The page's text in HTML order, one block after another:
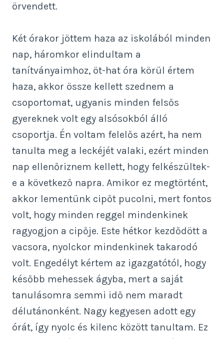
örvendett.
Két órakor jöttem haza az iskolából minden
nap, háromkor elindultam a
tanítványaimhoz, öt-hat óra körül értem
haza, akkor össze kellett szednem a
csoportomat, ugyanis minden felsős
gyereknek volt egy alsósokból álló
csoportja. Én voltam felelős azért, ha nem
tanulta meg a leckéjét valaki, ezért minden
nap ellenőriznem kellett, hogy felkészültek-
e a következő napra. Amikor ez megtörtént,
akkor lementünk cipőt pucolni, mert fontos
volt, hogy minden reggel mindenkinek
ragyogjon a cipője. Este hétkor kezdődött a
vacsora, nyolckor mindenkinek takarodó
volt. Engedélyt kértem az igazgatótól, hogy
később mehessek ágyba, mert a saját
tanulásomra semmi idő nem maradt
délutánonként. Nagy kegyesen adott egy
órát, így nyolc és kilenc között tanultam. Ez